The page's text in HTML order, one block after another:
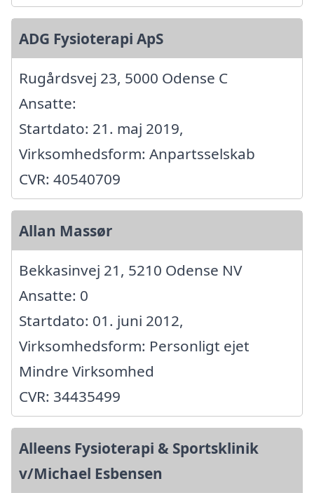
ADG Fysioterapi ApS
Rugårdsvej 23, 5000 Odense C
Ansatte:
Startdato: 21. maj 2019,
Virksomhedsform: Anpartsselskab
CVR: 40540709
Allan Massør
Bekkasinvej 21, 5210 Odense NV
Ansatte: 0
Startdato: 01. juni 2012,
Virksomhedsform: Personligt ejet
Mindre Virksomhed
CVR: 34435499
Alleens Fysioterapi & Sportsklinik
v/Michael Esbensen